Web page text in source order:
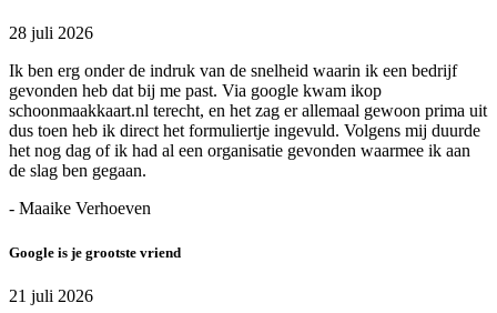
28 juli 2026
Ik ben erg onder de indruk van de snelheid waarin ik een bedrijf
gevonden heb dat bij me past. Via google kwam ikop
schoonmaakkaart.nl terecht, en het zag er allemaal gewoon prima uit
dus toen heb ik direct het formuliertje ingevuld. Volgens mij duurde
het nog dag of ik had al een organisatie gevonden waarmee ik aan
de slag ben gegaan.
- Maaike Verhoeven
Google is je grootste vriend
21 juli 2026